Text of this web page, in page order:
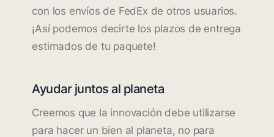
con los envíos de FedEx de otros usuarios.
¡Así podemos decirte los plazos de entrega
estimados de tu paquete!
Ayudar juntos al planeta
Creemos que la innovación debe utilizarse
para hacer un bien al planeta, no para